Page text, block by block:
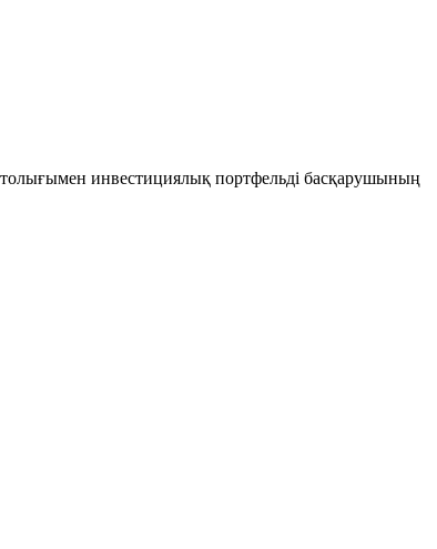
толығымен инвестициялық портфельді басқарушының